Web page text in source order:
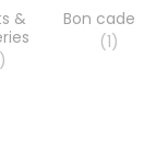
&
Bon cadeau
(1)